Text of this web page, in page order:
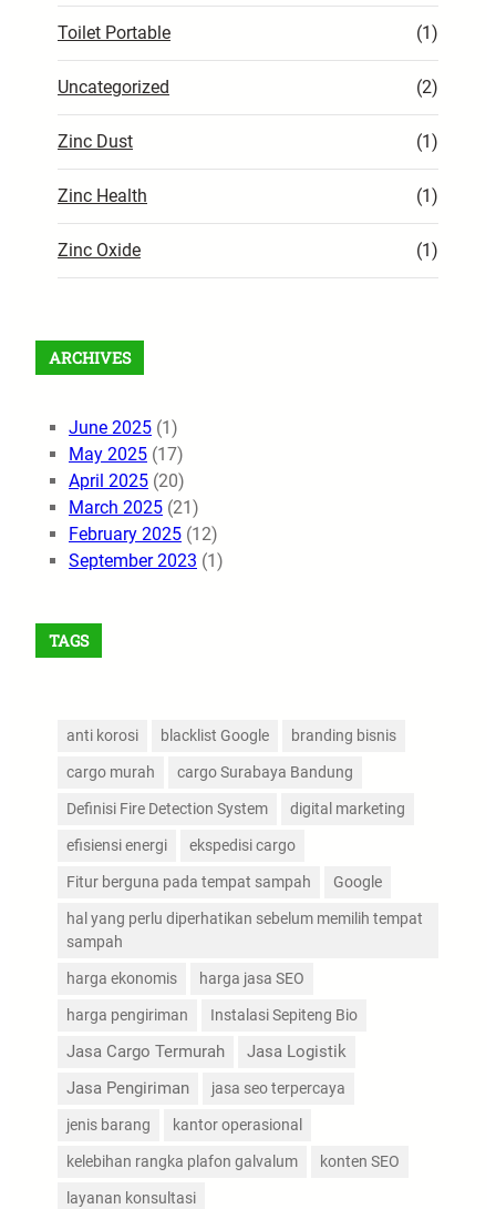
Toilet Portable (1)
Uncategorized (2)
Zinc Dust (1)
Zinc Health (1)
Zinc Oxide (1)
ARCHIVES
June 2025 (1)
May 2025 (17)
April 2025 (20)
March 2025 (21)
February 2025 (12)
September 2023 (1)
TAGS
anti korosi blacklist Google branding bisnis
cargo murah cargo Surabaya Bandung
Definisi Fire Detection System digital marketing
efisiensi energi ekspedisi cargo
Fitur berguna pada tempat sampah Google
hal yang perlu diperhatikan sebelum memilih tempat
sampah
harga ekonomis harga jasa SEO
harga pengiriman Instalasi Sepiteng Bio
Jasa Cargo Termurah
Jasa Logistik
Jasa Pengiriman
jasa seo terpercaya
jenis barang kantor operasional
kelebihan rangka plafon galvalum konten SEO
layanan konsultasi